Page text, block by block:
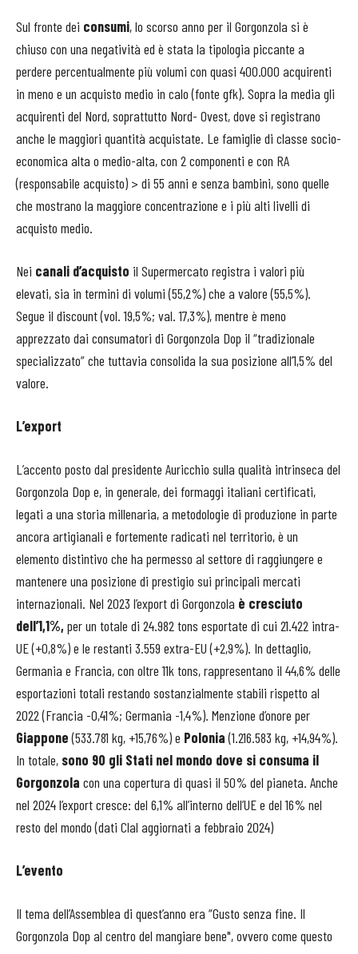
Sul fronte dei consumi, lo scorso anno per il Gorgonzola si è
chiuso con una negatività ed è stata la tipologia piccante a
perdere percentualmente più volumi con quasi 400.000 acquirenti
in meno e un acquisto medio in calo (fonte gfk). Sopra la media gli
acquirenti del Nord, soprattutto Nord- Ovest, dove si registrano
anche le maggiori quantità acquistate. Le famiglie di classe socio-
economica alta o medio-alta, con 2 componenti e con RA
(responsabile acquisto) > di 55 anni e senza bambini, sono quelle
che mostrano la maggiore concentrazione e i più alti livelli di
acquisto medio.
Nei canali d’acquisto il Supermercato registra i valori più
elevati, sia in termini di volumi (55,2%) che a valore (55,5%).
Segue il discount (vol. 19,5%; val. 17,3%), mentre è meno
apprezzato dai consumatori di Gorgonzola Dop il “tradizionale
specializzato” che tuttavia consolida la sua posizione all’1,5% del
valore.
L’export
L’accento posto dal presidente Auricchio sulla qualità intrinseca del
Gorgonzola Dop e, in generale, dei formaggi italiani certificati,
legati a una storia millenaria, a metodologie di produzione in parte
ancora artigianali e fortemente radicati nel territorio, è un
elemento distintivo che ha permesso al settore di raggiungere e
mantenere una posizione di prestigio sui principali mercati
internazionali. Nel 2023 l’export di Gorgonzola è cresciuto
dell’1,1%,per un totale di 24.982 tons esportate di cui 21.422 intra-
UE (+0,8%) e le restanti 3.559 extra-EU (+2,9%). In dettaglio,
Germania e Francia, con oltre 11k tons, rappresentano il 44,6% delle
esportazioni totali restando sostanzialmente stabili rispetto al
2022 (Francia -0,41%; Germania -1,4%). Menzione d’onore per
Giappone(533.781 kg, +15,76%) e Polonia(1.216.583 kg, +14,94%).
In totale, sono 90 gli Stati nel mondo dove si consuma il
Gorgonzola con una copertura di quasi il 50% del pianeta. Anche
nel 2024 l’export cresce: del 6,1% all’interno dell’UE e del 16% nel
resto del mondo (dati Clal aggiornati a febbraio 2024)
L’evento
Il tema dell’Assemblea di quest’anno era “Gusto senza fine. Il
Gorgonzola Dop al centro del mangiare bene", ovvero come questo